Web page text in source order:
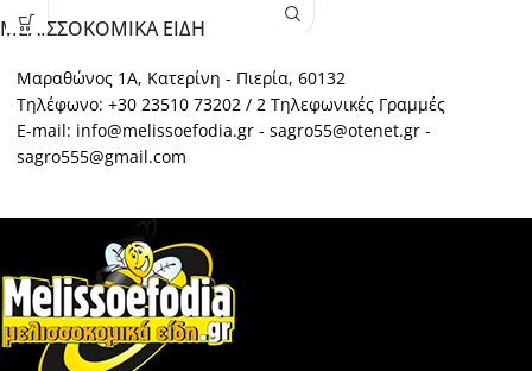
ΜΕΛΙΣΣΟΚΟΜΙΚΑ ΕΙΔΗ
Μαραθώνος 1Α, Κατερίνη - Πιερία, 60132
Τηλέφωνο: +30 23510 73202 / 2 Τηλεφωνικές Γραμμές
E-mail: info@melissoefodia.gr - sagro55@otenet.gr -
sagro555@gmail.com